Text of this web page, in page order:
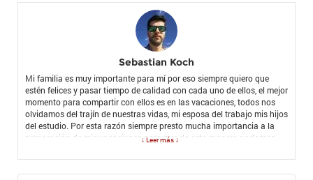
Sebastian Koch
Mi familia es muy importante para mí por eso siempre quiero que
estén felices y pasar tiempo de calidad con cada uno de ellos, el mejor
momento para compartir con ellos es en las vacaciones, todos nos
olvidamos del trajín de nuestras vidas, mi esposa del trabajo mis hijos
del estudio. Por esta razón siempre presto mucha importancia a la
preparación de mis vacaciones para que de esta manera podamos
↓ Leer más ↓